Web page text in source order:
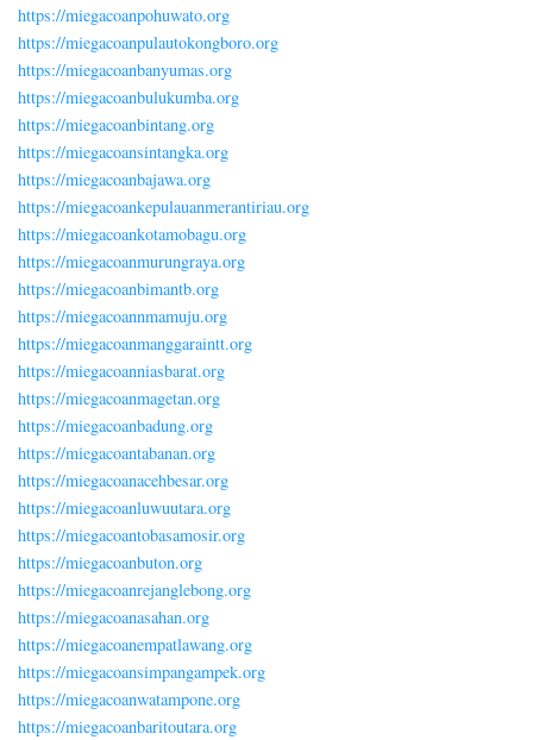
https://miegacoanpohuwato.org
https://miegacoanpulautokongboro.org
https://miegacoanbanyumas.org
https://miegacoanbulukumba.org
https://miegacoanbintang.org
https://miegacoansintangka.org
https://miegacoanbajawa.org
https://miegacoankepulauanmerantiriau.org
https://miegacoankotamobagu.org
https://miegacoanmurungraya.org
https://miegacoanbimantb.org
https://miegacoannmamuju.org
https://miegacoanmanggaraintt.org
https://miegacoanniasbarat.org
https://miegacoanmagetan.org
https://miegacoanbadung.org
https://miegacoantabanan.org
https://miegacoanacehbesar.org
https://miegacoanluwuutara.org
https://miegacoantobasamosir.org
https://miegacoanbuton.org
https://miegacoanrejanglebong.org
https://miegacoanasahan.org
https://miegacoanempatlawang.org
https://miegacoansimpangampek.org
https://miegacoanwatampone.org
https://miegacoanbaritoutara.org